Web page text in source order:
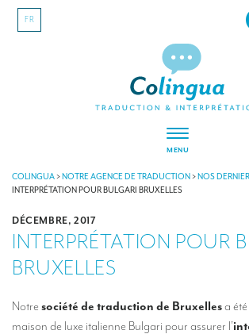
FR
MENU
À PROPOS
RSE
Nos derniers projets
INTERPRÉTATION
COLINGUA>NOTRE AGENCE DE TRADUCTION>NOS
INTERPRÉTATION POUR BULGARI BRUXELLES
DÉCEMBRE, 2017
INTERPRÉTATION POUR
BRUXELLES
Notre société de traduction de Bruxellesa
maison de luxe italienne Bulgari pour assurer l’